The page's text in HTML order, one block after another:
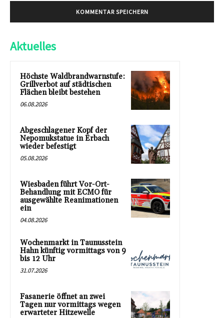
Aktuelles
Höchste Waldbrandwarnstufe:
Grillverbot auf städtischen
Flächen bleibt bestehen
06.08.2026
Abgeschlagener Kopf der
Nepomukstatue in Erbach
wieder befestigt
05.08.2026
Wiesbaden führt Vor-Ort-
Behandlung mit ECMO für
ausgewählte Reanimationen
ein
04.08.2026
Wochenmarkt in Taunusstein
Hahn künftig vormittags von 9
bis 12 Uhr
31.07.2026
Fasanerie öffnet an zwei
Tagen nur vormittags wegen
erwarteter Hitzewelle